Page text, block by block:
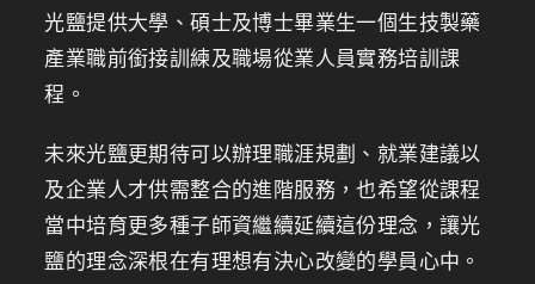
光鹽提供大學、碩士及博士畢業生一個生技製藥
產業職前銜接訓練及職場從業人員實務培訓課
程。
未來光鹽更期待可以辦理職涯規劃、就業建議以
及企業人才供需整合的進階服務，也希望從課程
當中培育更多種子師資繼續延續這份理念，讓光
鹽的理念深根在有理想有決心改變的學員心中。